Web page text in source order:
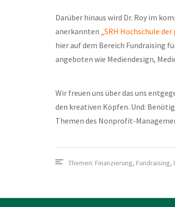
Darüber hinaus wird Dr. Roy im
anerkannten „SRH Hochschule
hier auf dem Bereich Fundraising
angeboten wie Mediendesign,
Wir freuen uns über das uns
den kreativen Köpfen. Und:
Themen des Nonprofit-
Themen: Finanzierung, Fundraising,